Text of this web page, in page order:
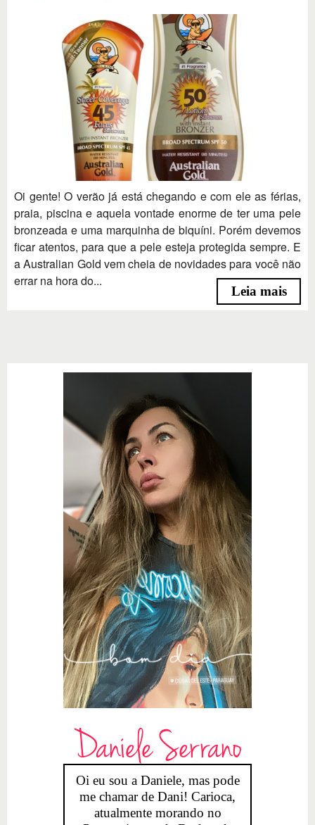
Oi gente! O verão já está chegando e com ele as férias,
praia, piscina e aquela vontade enorme de ter uma pele
bronzeada e uma marquinha de biquíni. Porém devemos
ficar atentos, para que a pele esteja protegida sempre. E
a Australian Gold vem cheia de novidades para você não
errar na hora do...
Leia mais
Daniele Serrano
Oi eu sou a Daniele, mas pode
me chamar de Dani! Carioca,
atualmente morando no